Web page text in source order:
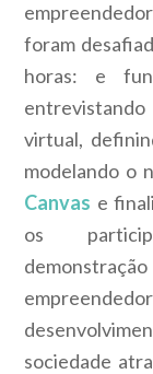
foram
horas: e
virtual,
modelando o
Canvas e
os
sociedade